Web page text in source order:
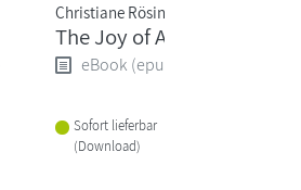
Christiane Rösinger
The Joy of Ageing
eBook (epub)
Sofort lieferbar
(Download)